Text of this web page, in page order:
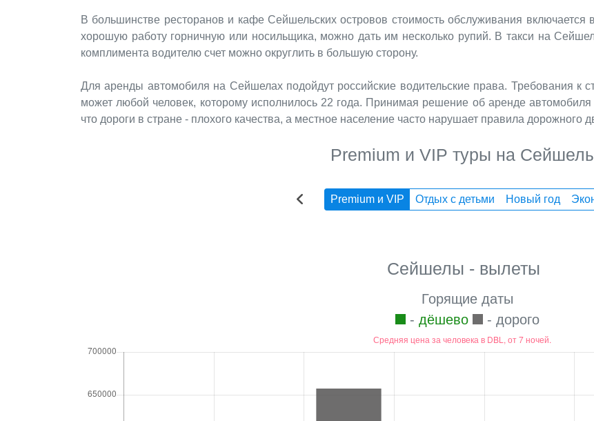
В большинстве ресторанов и кафе Сейшельских островов стоимость обслуживания включается
хорошую работу горничную или носильщика, можно дать им несколько рупий. В такси на
комплимента водителю счет можно округлить в большую сторону.
Для аренды автомобиля на Сейшелах подойдут российские водительские права. Требования к
может любой человек, которому исполнилось 22 года. Принимая решение об аренде
что дороги в стране - плохого качества, а местное население часто нарушает правила дорожного
Premium и VIP туры на
Premium и VIP Отдых с детьми Новый год
Сейшелы - вылеты
Горящие даты
- дёшево - дорого